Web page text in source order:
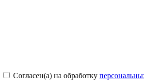
Согласен(а) на обработку